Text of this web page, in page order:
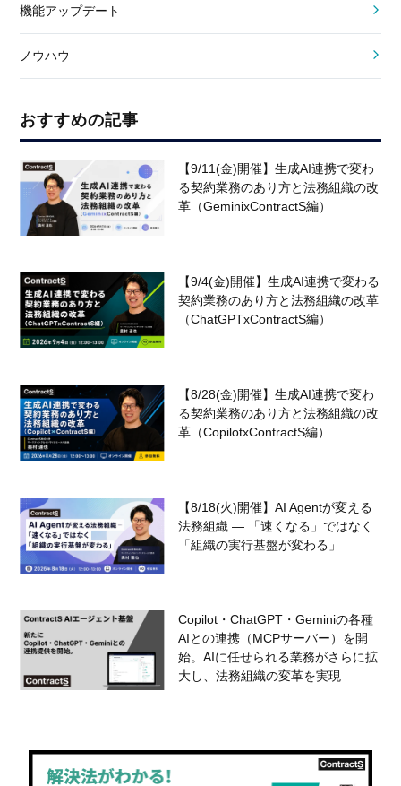
機能アップデート
ノウハウ
おすすめの記事
【9/11(金)開催】生成AI連携で変わ
る契約業務のあり方と法務組織の改
革（GeminixContractS編）
【9/4(金)開催】生成AI連携で変わる
契約業務のあり方と法務組織の改革
（ChatGPTxContractS編）
【8/28(金)開催】生成AI連携で変わ
る契約業務のあり方と法務組織の改
革（CopilotxContractS編）
【8/18(火)開催】AI Agentが変える
法務組織 — 「速くなる」ではなく
「組織の実行基盤が変わる」
Copilot・ChatGPT・Geminiの各種
AIとの連携（MCPサーバー）を開
始。AIに任せられる業務がさらに拡
大し、法務組織の変革を実現